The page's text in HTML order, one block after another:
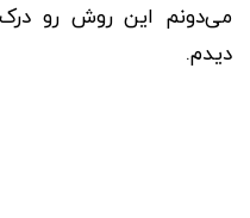
می‌دونم این روش رو‌
دیدم.